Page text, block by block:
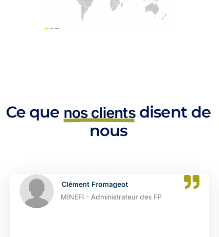
Ce que nos clientsdisent de
nous
Clément Fromageot
MINEFI - Administrateur des FP